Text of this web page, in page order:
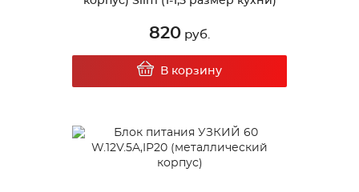
820 руб.
В корзину